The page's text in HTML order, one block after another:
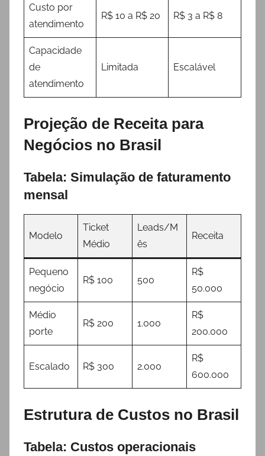
Custo por
atendimento
R$ 10 a R$ 20 R$ 3 a R$ 8
Capacidade
de
atendimento
Limitada Escalável
Projeção de Receita para
Negócios no Brasil
Tabela: Simulação de faturamento
mensal
Modelo
Ticket
Médio
Leads/M
ês
Receita
Pequeno
negócio
R$ 100 500
R$
50.000
Médio
porte
R$ 200 1.000
R$
200.000
Escalado R$ 300 2.000
R$
600.000
Estrutura de Custos no Brasil
Tabela: Custos operacionais